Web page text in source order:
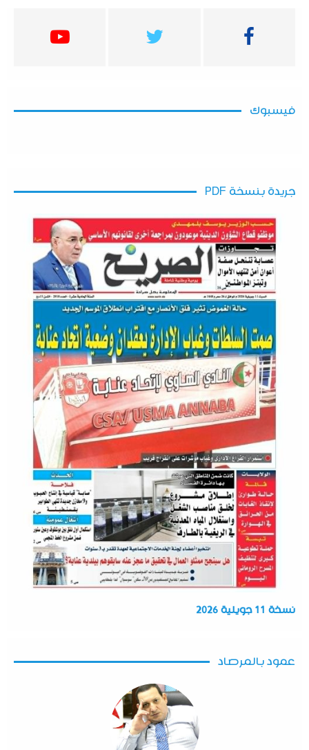
فيسبوك
جريدة بنسخة PDF
نسخة 11 جويلية 2026
عمود بالمرصاد